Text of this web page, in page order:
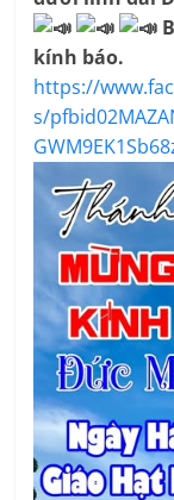
kính báo.
https://
s/